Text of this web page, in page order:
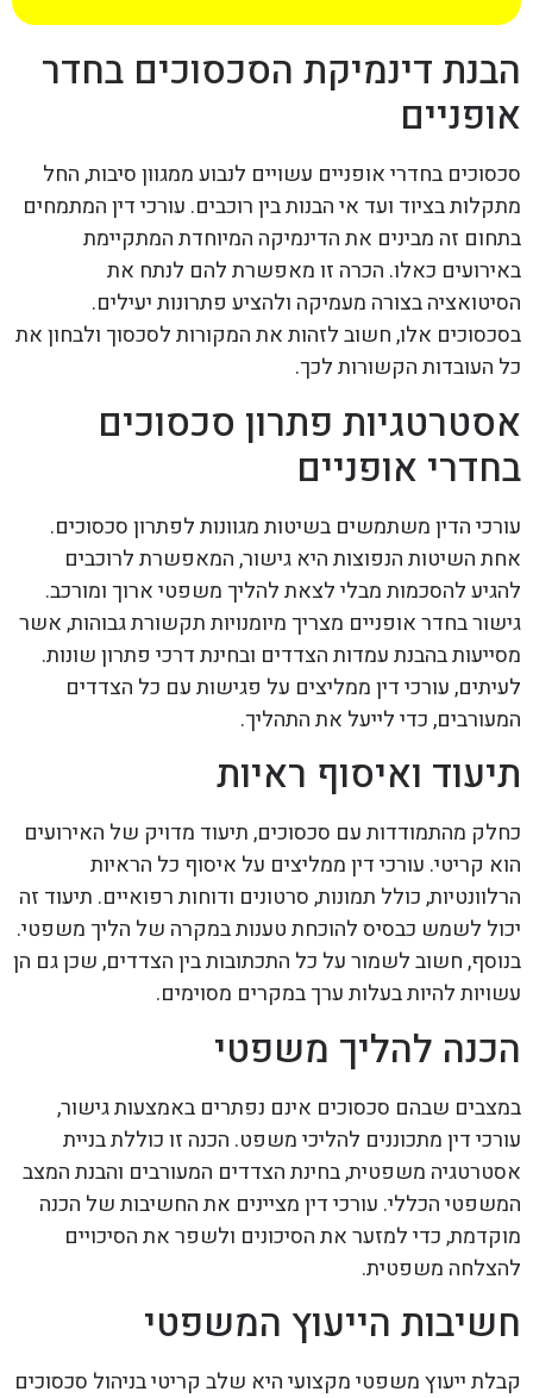
הבנת דינמיקת הסכסוכים בחדר
אופניים
סכסוכים בחדרי אופניים עשויים לנבוע ממגוון סיבות, החל
מתקלות בציוד ועד אי הבנות בין רוכבים. עורכי דין המתמחים
בתחום זה מבינים את הדינמיקה המיוחדת המתקיימת
באירועים כאלו. הכרה זו מאפשרת להם לנתח את
הסיטואציה בצורה מעמיקה ולהציע פתרונות יעילים.
בסכסוכים אלו, חשוב לזהות את המקורות לסכסוך ולבחון את
כל העובדות הקשורות לכך.
אסטרטגיות פתרון סכסוכים
בחדרי אופניים
עורכי הדין משתמשים בשיטות מגוונות לפתרון סכסוכים.
אחת השיטות הנפוצות היא גישור, המאפשרת לרוכבים
להגיע להסכמות מבלי לצאת להליך משפטי ארוך ומורכב.
גישור בחדר אופניים מצריך מיומנויות תקשורת גבוהות, אשר
מסייעות בהבנת עמדות הצדדים ובחינת דרכי פתרון שונות.
לעיתים, עורכי דין ממליצים על פגישות עם כל הצדדים
המעורבים, כדי לייעל את התהליך.
תיעוד ואיסוף ראיות
כחלק מהתמודדות עם סכסוכים, תיעוד מדויק של האירועים
הוא קריטי. עורכי דין ממליצים על איסוף כל הראיות
הרלוונטיות, כולל תמונות, סרטונים ודוחות רפואיים. תיעוד זה
יכול לשמש כבסיס להוכחת טענות במקרה של הליך משפטי.
בנוסף, חשוב לשמור על כל התכתובות בין הצדדים, שכן גם הן
עשויות להיות בעלות ערך במקרים מסוימים.
הכנה להליך משפטי
במצבים שבהם סכסוכים אינם נפתרים באמצעות גישור,
עורכי דין מתכוננים להליכי משפט. הכנה זו כוללת בניית
אסטרטגיה משפטית, בחינת הצדדים המעורבים והבנת המצב
המשפטי הכללי. עורכי דין מציינים את החשיבות של הכנה
מוקדמת, כדי למזער את הסיכונים ולשפר את הסיכויים
להצלחה משפטית.
חשיבות הייעוץ המשפטי
קבלת ייעוץ משפטי מקצועי היא שלב קריטי בניהול סכסוכים